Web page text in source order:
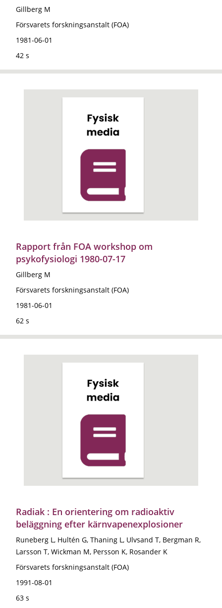
Gillberg M
Försvarets forskningsanstalt (FOA)
1981-06-01
42 s
Rapport från FOA workshop om
psykofysiologi 1980-07-17
Gillberg M
Försvarets forskningsanstalt (FOA)
1981-06-01
62 s
Radiak : En orientering om radioaktiv
beläggning efter kärnvapenexplosioner
Runeberg L, Hultén G, Thaning L, Ulvsand T, Bergman R,
Larsson T, Wickman M, Persson K, Rosander K
Försvarets forskningsanstalt (FOA)
1991-08-01
63 s